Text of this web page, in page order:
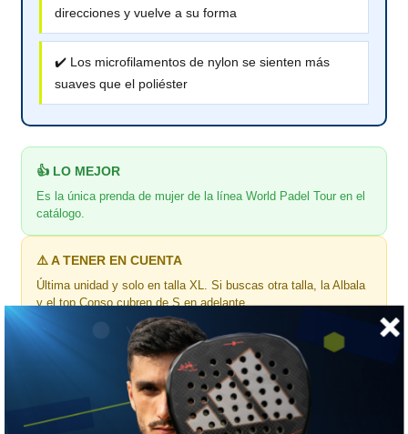
direcciones y vuelve a su forma
✔️ Los microfilamentos de nylon se sienten más
suaves que el poliéster
👍 LO MEJOR
Es la única prenda de mujer de la línea World Padel Tour en el
catálogo.
⚠️ A TENER EN CUENTA
Última unidad y solo en talla XL. Si buscas otra talla, la Albala
y el top Conso cubren de S en adelante.
🎯 ¿Para quién es?
Para la que quiere el tacto del nylon, ventilación en la espalda
y un color que se vea en cancha.